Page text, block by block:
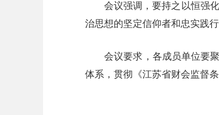
会议强调，要持之以恒强
治思想的坚定信仰者和忠实践行
会议要求，各成员单位要
体系，贯彻《江苏省财会监督